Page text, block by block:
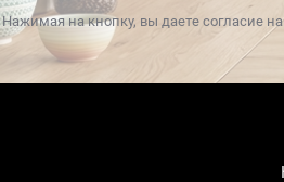
Нажимая на кнопку, вы даете согласие